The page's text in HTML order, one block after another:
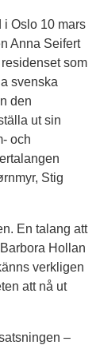
i Oslo 10 mars
Anna Seifert
som
svenska
den
ut sin
och
Stig
En talang att
Hollan
verkligen
att nå ut
–